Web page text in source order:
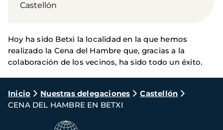
Castellón
Hoy ha sido Betxi la localidad en la que hemos
realizado la Cena del Hambre que, gracias a la
colaboración de los vecinos, ha sido todo un éxito.
Ruta
de
navegación
Inicio Nuestras delegaciones
Castellón
CENA DEL HAMBRE EN BETXI